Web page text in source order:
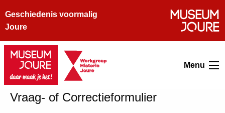
Geschiedenis voormalig
Joure
Menu
Vraag- of Correctieformulier